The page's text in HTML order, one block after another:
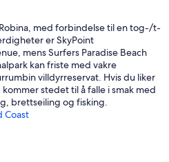
med forbindelse til en tog-/t-
er SkyPoint
mens Surfers Paradise Beach
kan friste med vakre
villdyrreservat. Hvis du liker
stedet til å falle i smak med
brettseiling og fisking.
Coast